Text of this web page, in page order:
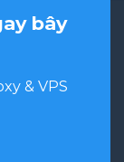
bây
& VPS